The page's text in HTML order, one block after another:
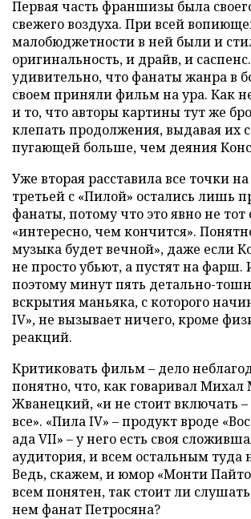
Первая часть франшизы была
свежего воздуха. При всей
малобюджетности в ней были и
оригинальность, и драйв, и
удивительно, что фанаты жанра в
своем приняли фильм на ура. Как
и то, что авторы картины тут же
клепать продолжения, выдавая их
пугающей больше, чем деяния
Уже вторая расставила все точки на
третьей с «Пилой» остались лишь
фанаты, потому что это явно не тот
«интересно, чем кончится».
музыка будет вечной», даже если
не просто убьют, а пустят на
поэтому минут пять детально-
вскрытия маньяка, с которого
IV», не вызывает ничего, кроме
реакций.
Критиковать фильм – дело
понятно, что, как говаривал
Жванецкий, «и не стоит включать –
все». «Пила IV» – продукт вроде
ада VII» – у него есть своя
аудитория, и всем остальным туда
Ведь, скажем, и юмор «Монти
всем понятен, так стоит ли
нем фанат Петросяна?